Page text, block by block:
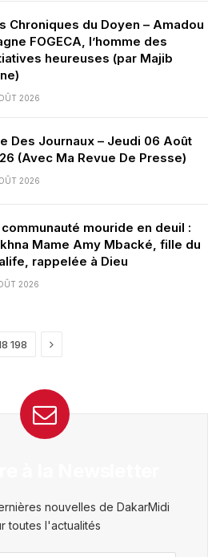
Chroniques du Doyen – Amadou
FOGECA, l’homme des
heureuses (par Majib
2026
Des Journaux – Jeudi 06 Août
(Avec Ma Revue De Presse)
2026
communauté mouride en deuil :
Mame Amy Mbacké, fille du
rappelée à Dieu
2026
198 Next
nouvelles de DakarMidi
toutes l'actualités